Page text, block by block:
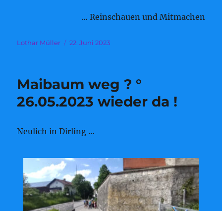
… Reinschauen und Mitmachen
Autor
Lothar Müller
Veröffentlicht
22. Juni 2023
Maibaum weg ? °
26.05.2023 wieder da !
Neulich in Dirling …